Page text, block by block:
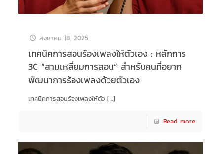
สิงหาคม 18, 2025
เทคนิคการสอนร้องเพลงให้ตัวเอง : หลักการ
3C “สามเหลี่ยมการสอน” สำหรับคนที่อยาก
พัฒนาการร้องเพลงด้วยตัวเอง
เทคนิคการสอนร้องเพลงให้ตัว[…]
Read more